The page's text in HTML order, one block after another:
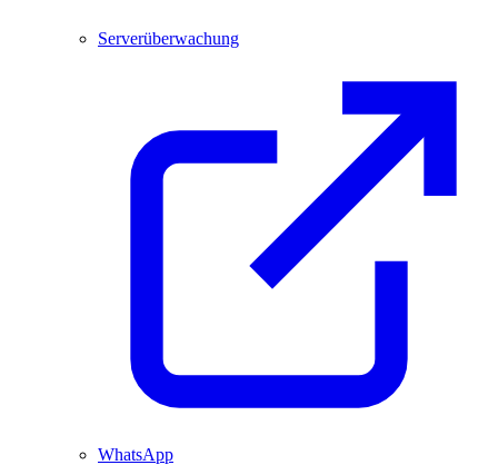
Serverüberwachung
WhatsApp